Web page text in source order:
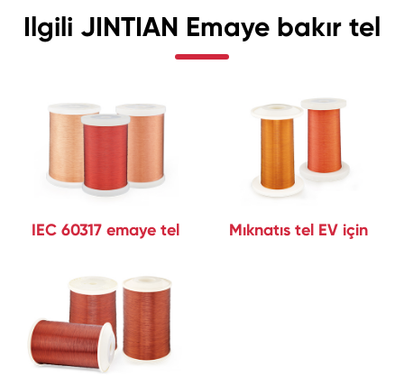
Ilgili JINTIAN Emaye bakır tel
IEC 60317 emaye tel Mıknatıs tel EV için